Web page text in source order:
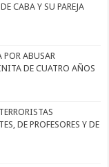
CABA Y SU PAREJA
POR ABUSAR
DE CUATRO AÑOS
DE PROFESORES Y DE